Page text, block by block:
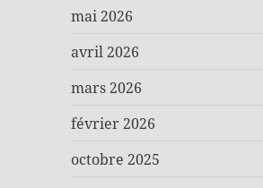
mai 2026
avril 2026
mars 2026
février 2026
octobre 2025